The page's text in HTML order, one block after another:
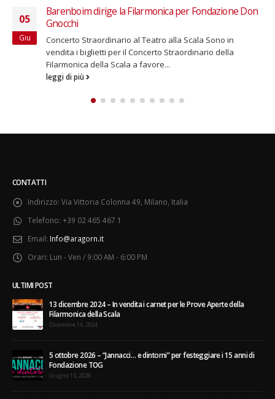
01
Dic
Al via la vendita dei biglietti per le Prove Aperte della
Filarmonica della Scala
La sesta edizione raccoglie fondi per l’assistenza alla
disabilità Da oggi è possibile acquistare i biglietti per le
singole date delle...
leggi di più
CONTATTI
Indirizzo: Via Vittoria Colonna 49, Milano, Italia
Telefono: +39 02 465 467 1
Email: Info@aragorn.it
Orari: Lun - Ven / 9:00 AM - 6:00 PM
ULTIMI POST
13 dicembre 2024 – In vendita i carnet per le Prove Aperte della
Filarmonica della Scala
Dicembre 14, 2024
5 ottobre 2026 – “Jannacci… e dintorni” per festeggiare i 15 anni di
Fondazione TOG
Giugno 15, 2026